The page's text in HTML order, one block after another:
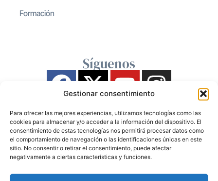
Gestionar consentimiento
Para ofrecer las mejores experiencias, utilizamos tecnologías como las
cookies para almacenar y/o acceder a la información del dispositivo. El
consentimiento de estas tecnologías nos permitirá procesar datos como
el comportamiento de navegación o las identificaciones únicas en este
sitio. No consentir o retirar el consentimiento, puede afectar
negativamente a ciertas características y funciones.
Formación
Síguenos